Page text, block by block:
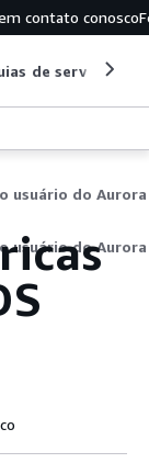
contato conosco
de serviço
usuário do Aurora
usuário do Aurora